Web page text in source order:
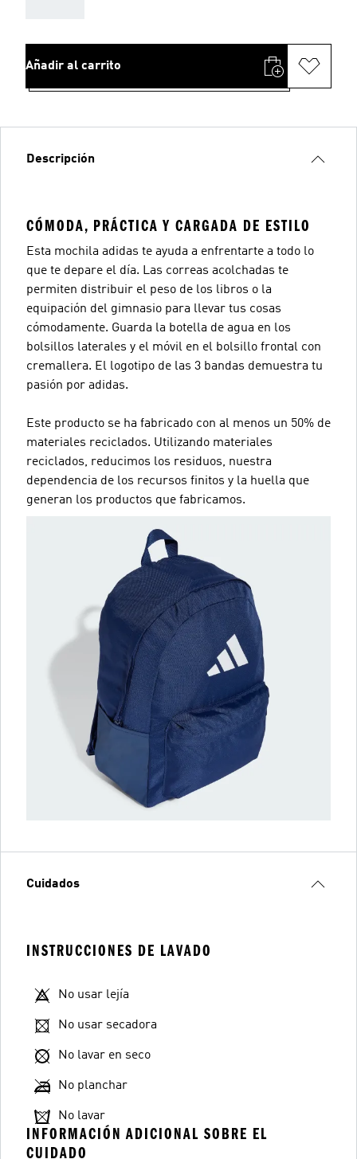
Añadir al carrito
Descripción
CÓMODA, PRÁCTICA Y CARGADA DE ESTILO
Esta mochila adidas te ayuda a enfrentarte a todo lo
que te depare el día. Las correas acolchadas te
permiten distribuir el peso de los libros o la
equipación del gimnasio para llevar tus cosas
cómodamente. Guarda la botella de agua en los
bolsillos laterales y el móvil en el bolsillo frontal con
cremallera. El logotipo de las 3 bandas demuestra tu
pasión por adidas.
Este producto se ha fabricado con al menos un 50% de
materiales reciclados. Utilizando materiales
reciclados, reducimos los residuos, nuestra
dependencia de los recursos finitos y la huella que
generan los productos que fabricamos.
Cuidados
INSTRUCCIONES DE LAVADO
No usar lejía
No usar secadora
No lavar en seco
No planchar
No lavar
INFORMACIÓN ADICIONAL SOBRE EL
CUIDADO